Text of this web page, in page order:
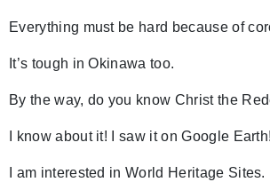
Everything must be hard because of
It’s tough in Okinawa too.
By the way, do you know Christ the
I know about it! I saw it on Google Earth!
I am interested in World Heritage Sites.